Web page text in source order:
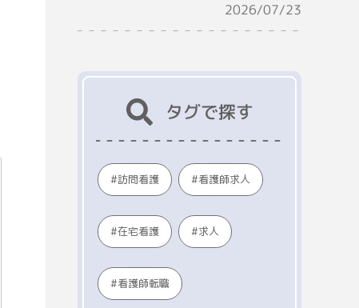
2026/07/23
タグで探す
訪問看護 看護師求人
在宅看護 求人
看護師転職